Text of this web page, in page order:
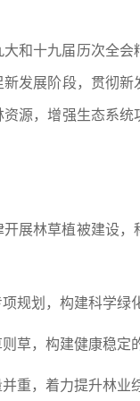
和十九届历次全
发展阶段，贯彻
源，增强生态系
展林草植被建设，
规划，构建科学绿
草，构建健康稳定
重，着力提升林业